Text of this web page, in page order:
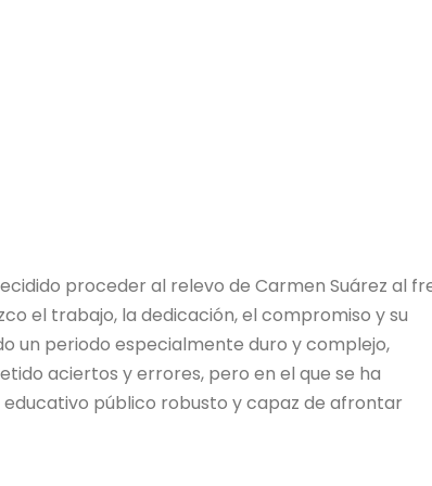
proceder al relevo de Carmen Suárez al
el trabajo, la dedicación, el compromiso y su
un periodo especialmente duro y complejo,
aciertos y errores, pero en el que se ha
público robusto y capaz de afrontar